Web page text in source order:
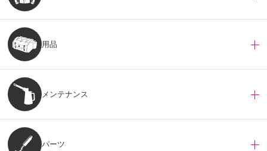
用品
メンテナンス
パーツ